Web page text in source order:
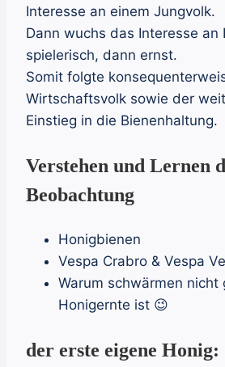
Interesse an einem Jungvolk.
Dann wuchs das Interesse an
spielerisch, dann ernst.
Somit folgte
Wirtschaftsvolk sowie der
Einstieg in die Bienenhaltung.
Verstehen und Lernen
Beobachtung
Honigbienen
Vespa Crabro & Vespa
Warum schwärmen nicht
Honigernte ist 😉
der erste eigene Honig: